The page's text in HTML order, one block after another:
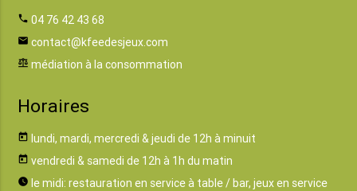
phone 04 76 42 43 68
email contact@kfeedesjeux.com
balance médiation à la consommation
Horaires
today lundi, mardi, mercredi & jeudi de 12h à minuit
today vendredi & samedi de 12h à 1h du matin
watch_later le midi: restauration en service à table / bar, jeux en service